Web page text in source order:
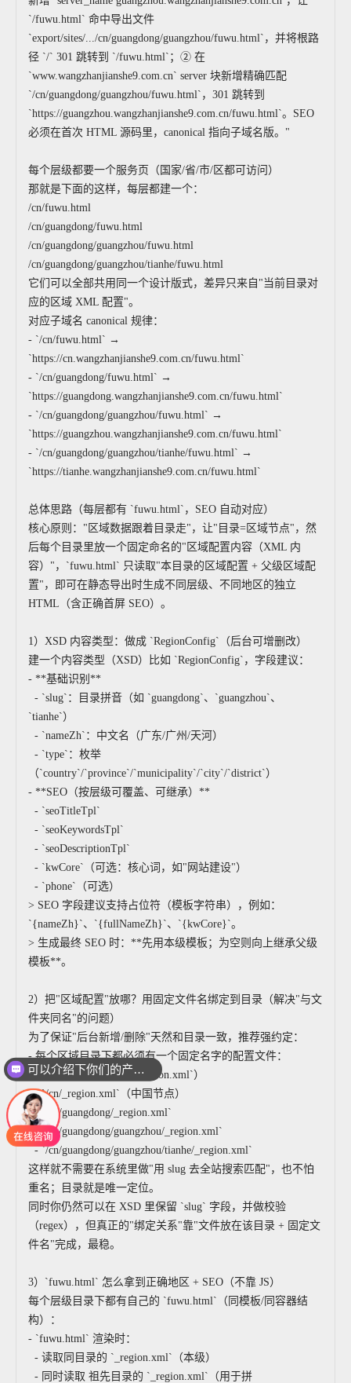
`/fuwu.html` 命中导出文件
`export/sites/.../cn/guangdong/guangzhou/fuwu.html`，并将根路
径 `/` 301 跳转到 `/fuwu.html`；② 在
`www.wangzhanjianshe9.com.cn` server 块新增精确匹配
`/cn/guangdong/guangzhou/fuwu.html`，301 跳转到
`https://guangzhou.wangzhanjianshe9.com.cn/fuwu.html`。SEO
必须在首次 HTML 源码里，canonical 指向子域名版。"
每个层级都要一个服务页（国家/省/市/区都可访问）
那就是下面的这样，每层都建一个：
/cn/fuwu.html
/cn/guangdong/fuwu.html
/cn/guangdong/guangzhou/fuwu.html
/cn/guangdong/guangzhou/tianhe/fuwu.html
它们可以全部共用同一个设计版式，差异只来自"当前目录对
应的区域 XML 配置"。
对应子域名 canonical 规律：
- `/cn/fuwu.html` →
`https://cn.wangzhanjianshe9.com.cn/fuwu.html`
- `/cn/guangdong/fuwu.html` →
`https://guangdong.wangzhanjianshe9.com.cn/fuwu.html`
- `/cn/guangdong/guangzhou/fuwu.html` →
`https://guangzhou.wangzhanjianshe9.com.cn/fuwu.html`
- `/cn/guangdong/guangzhou/tianhe/fuwu.html` →
`https://tianhe.wangzhanjianshe9.com.cn/fuwu.html`
总体思路（每层都有 `fuwu.html`，SEO 自动对应）
核心原则："区域数据跟着目录走"，让"目录=区域节点"，然
后每个目录里放一个固定命名的"区域配置内容（XML 内
容）"，`fuwu.html` 只读取"本目录的区域配置 + 父级区域配
置"，即可在静态导出时生成不同层级、不同地区的独立
HTML（含正确首屏 SEO）。
1）XSD 内容类型：做成 `RegionConfig`（后台可增删改）
建一个内容类型（XSD）比如 `RegionConfig`，字段建议：
- **基础识别**
- `slug`：目录拼音（如 `guangdong`、`guangzhou`、
`tianhe`）
- `nameZh`：中文名（广东/广州/天河）
- `type`：枚举
（`country`/`province`/`municipality`/`city`/`district`）
- **SEO（按层级可覆盖、可继承）**
- `seoTitleTpl`
- `seoKeywordsTpl`
- `seoDescriptionTpl`
- `kwCore`（可选：核心词，如"网站建设"）
- `phone`（可选）
> SEO 字段建议支持占位符（模板字符串），例如：
`{nameZh}`、`{fullNameZh}`、`{kwCore}`。
> 生成最终 SEO 时：**先用本级模板；为空则向上继承父级
模板**。
2）把"区域配置"放哪？用固定文件名绑定到目录（解决"与文
件夹同名"的问题）
为了保证"后台新增/删除"天然和目录一致，推荐强约定：
- 每个区域目录下都必须有一个固定名字的配置文件：
**`_region.xml`**（或 `region.xml`）
- `/cn/_region.xml`（中国节点）
- `/cn/guangdong/_region.xml`
- `/cn/guangdong/guangzhou/_region.xml`
- `/cn/guangdong/guangzhou/tianhe/_region.xml`
这样就不需要在系统里做"用 slug 去全站搜索匹配"，也不怕
重名；目录就是唯一定位。
同时你仍然可以在 XSD 里保留 `slug` 字段，并做校验
（regex），但真正的"绑定关系"靠"文件放在该目录 + 固定文
件名"完成，最稳。
3）`fuwu.html` 怎么拿到正确地区 + SEO（不靠 JS）
每个层级目录下都有自己的 `fuwu.html`（同模板/同容器结
构）：
- `fuwu.html` 渲染时：
- 读取同目录的 `_region.xml`（本级）
- 同时读取 祖先目录的 `_region.xml`（用于拼
可以介绍下你们的产品么
你们是怎么收费的呢